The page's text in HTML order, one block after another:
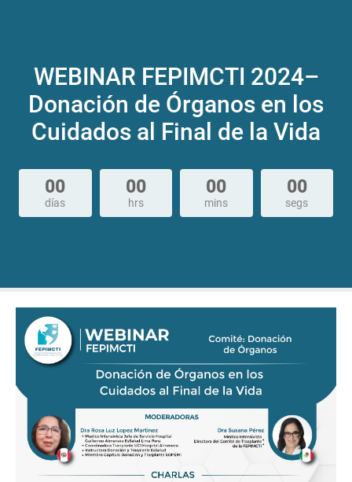
WEBINAR FEPIMCTI 2024–
Donación de Órganos en los
Cuidados al Final de la Vida
00
días
00
hrs
00
mins
00
segs